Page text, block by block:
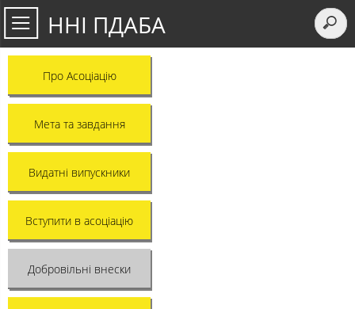
ННІ ПДАБА
Про Асоціацію
Мета та завдання
Видатні випускники
Вступити в асоціацію
Добровільні внески